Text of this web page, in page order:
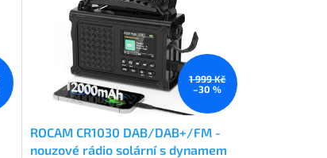
1 999 Kč
–30 %
ROCAM CR1030 DAB/DAB+/FM -
nouzové rádio solární s dynamem